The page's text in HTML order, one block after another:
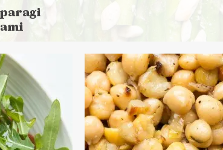
5 minut + 20 minut czekania
LUNCHE DO PRACY